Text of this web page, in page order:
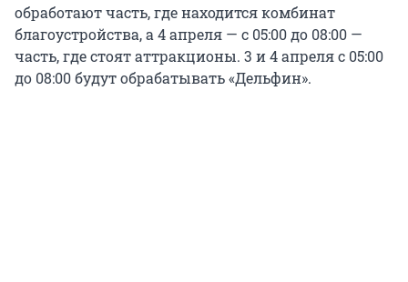
обработают часть, где находится комбинат
благоустройства, а 4 апреля — с 05:00 до 08:00 —
часть, где стоят аттракционы. 3 и 4 апреля с 05:00
до 08:00 будут обрабатывать «Дельфин».